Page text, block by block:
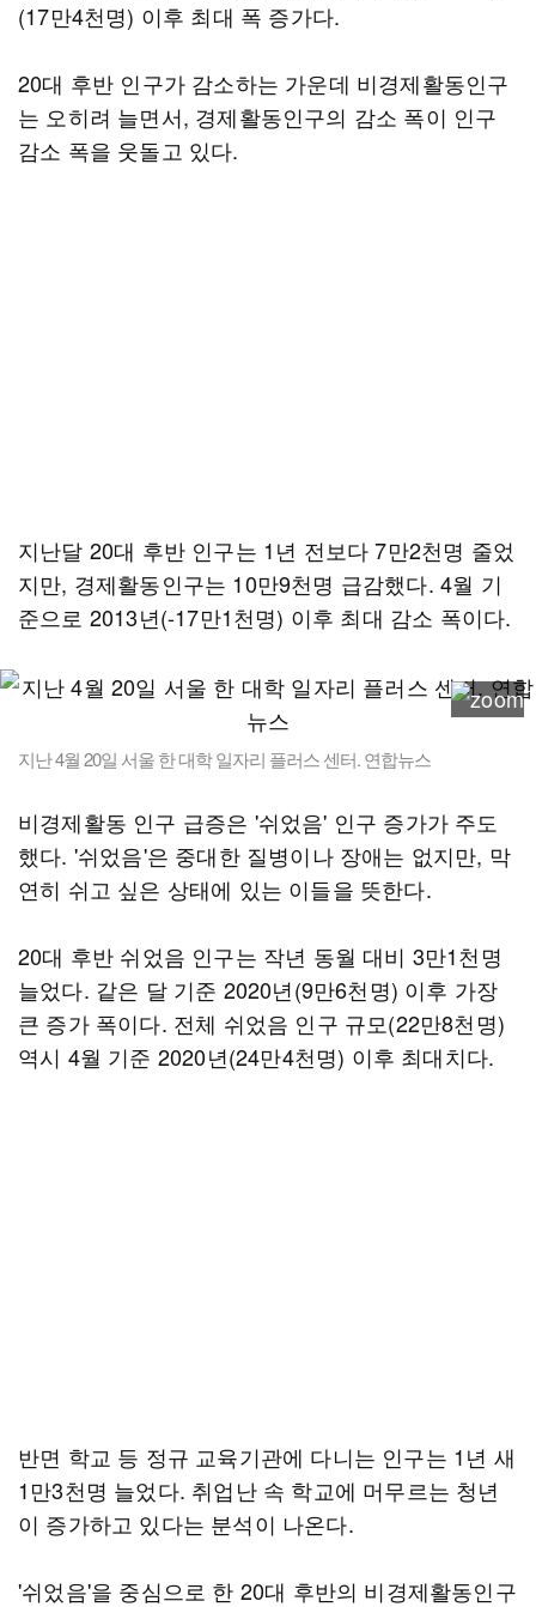
(17만4천명) 이후 최대 폭 증가다.
20대 후반 인구가 감소하는 가운데 비경제활동인구
는 오히려 늘면서, 경제활동인구의 감소 폭이 인구
감소 폭을 웃돌고 있다.
지난달 20대 후반 인구는 1년 전보다 7만2천명 줄었
지만, 경제활동인구는 10만9천명 급감했다. 4월 기
준으로 2013년(-17만1천명) 이후 최대 감소 폭이다.
지난 4월 20일 서울 한 대학 일자리 플러스 센터. 연합뉴스
비경제활동 인구 급증은 '쉬었음' 인구 증가가 주도
했다. '쉬었음'은 중대한 질병이나 장애는 없지만, 막
연히 쉬고 싶은 상태에 있는 이들을 뜻한다.
20대 후반 쉬었음 인구는 작년 동월 대비 3만1천명
늘었다. 같은 달 기준 2020년(9만6천명) 이후 가장
큰 증가 폭이다. 전체 쉬었음 인구 규모(22만8천명)
역시 4월 기준 2020년(24만4천명) 이후 최대치다.
반면 학교 등 정규 교육기관에 다니는 인구는 1년 새
1만3천명 늘었다. 취업난 속 학교에 머무르는 청년
이 증가하고 있다는 분석이 나온다.
'쉬었음'을 중심으로 한 20대 후반의 비경제활동인구